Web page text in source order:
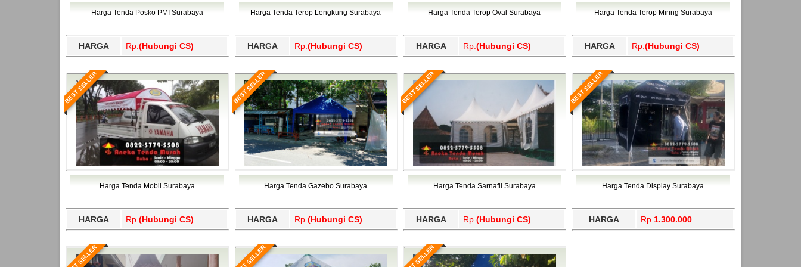
Bawang Barat, Tulangbawang, Tulungagung, Wajo, Wakatobi, Waropen, Way Kanan, Wonogiri, Wonosobo, Yahukimo, Yalimo, Yogyakarta.
Harga Tenda Posko PMI Surabaya
HARGA Rp. (Hubungi CS)
Harga Tenda Terop Lengkung Surabaya
HARGA Rp. (Hubungi CS)
Harga Tenda Terop Oval Surabaya
HARGA Rp. (Hubungi CS)
Harga Tenda Terop Miring Surabaya
HARGA Rp. (Hubungi CS)
BEST SELLER
Harga Tenda Mobil Surabaya
HARGA Rp. (Hubungi CS)
BEST SELLER
Harga Tenda Gazebo Surabaya
HARGA Rp. (Hubungi CS)
BEST SELLER
Harga Tenda Sarnafil Surabaya
HARGA Rp. (Hubungi CS)
BEST SELLER
Harga Tenda Display Surabaya
HARGA Rp. 1.300.000